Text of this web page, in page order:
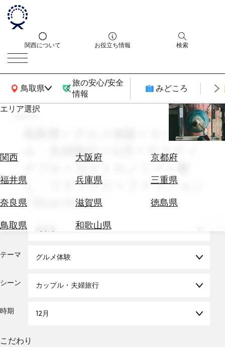
関西について お役立ち情報 検索
鳥取県
関西広域MAP
旅の安心/安全
情報
みどころ
エリア選択
関西 大阪府
京都府
福井県
兵庫県
三重県
奈良県
滋賀県
徳島県
鳥取県
和歌山県
エ
券
テ
を
search
鳥取県 × グルメ体験 × カップ
ル・夫婦旅行 × 12月 × サスティ
し・リラックス × ファッション
× Book Now
エリア
テーマ グルメ体験
シーン カップル・夫婦旅行
時期 12月
こだわり